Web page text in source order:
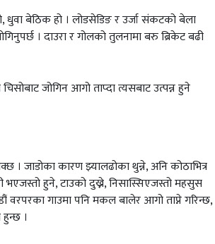
धुवा बेठिक हो । लोडसेडिङ र उर्जा संकटको बेला
। दाउरा र गोलको तुलनामा बरु ब्रिकेट बढी
जोगिन आगो ताप्दा त्यसबाट उत्पन्न हुने
। जाडोका कारण झ्यालढोका थुन्ने, अनि कोठाभित्र
हुने, टाउको दुख्ने, निसास्सिएजस्तो महसुस
वरपरका गाउमा पनि मकल बालेर आगो ताप्ने गरिन्छ,
।